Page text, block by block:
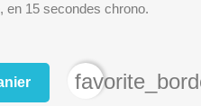
en 15 secondes chrono.